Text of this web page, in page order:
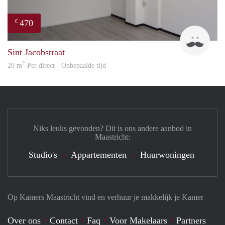
€ 470
Sint Jacobstraat
20 m2 Per direct - Onbepaalde tijd
Op Kamers Maastricht vind en verhuur je makkelijk je Kamer
Over ons Contact Faq Voor Makelaars Partners
Niks leuks gevonden? Dit is ons andere aanbod in
Maastricht:
Studio's Appartementen Huurwoningen